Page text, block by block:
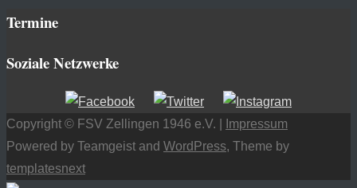
Termine
Soziale Netzwerke
Copyright © FSV Zellingen 1946 e.V. |
Impressum
Powered by Teamgeist and WordPress, Theme by
templatesnext